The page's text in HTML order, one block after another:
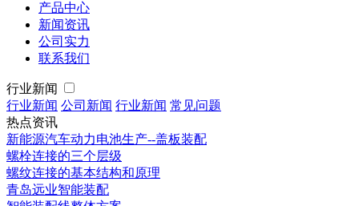
产品中心
新闻资讯
公司实力
联系我们
行业新闻
行业新闻 公司新闻 行业新闻 常见问题
热点资讯
新能源汽车动力电池生产--盖板装配
螺栓连接的三个层级
螺纹连接的基本结构和原理
青岛远业智能装配